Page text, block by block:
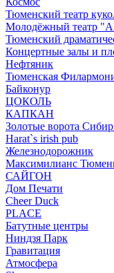
Тюменский театр
Молодёжный театр
Тюменский
Концертные залы и
Нефтяник
Тюменская
Байконур
ЦОКОЛЬ
КАПКАН
Золотые ворота
Harat`s irish pub
Железнодорожник
Максимилианс
САЙГОН
Дом Печати
Cheer Duck
PLACE
Батутные центры
Ниндзя Парк
Гравитация
Атмосфера